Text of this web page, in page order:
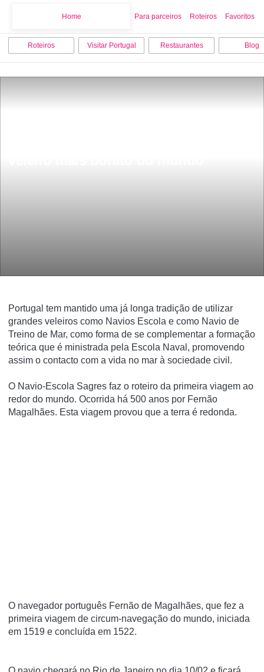
Home Para parceiros Roteiros Favoritos
Roteiros Visitar Portugal Restaurantes Blog
Portugal tem mantido uma já longa tradição de utilizar
grandes veleiros como Navios Escola e como Navio de
Treino de Mar, como forma de se complementar a formação
teórica que é ministrada pela Escola Naval, promovendo
assim o contacto com a vida no mar à sociedade civil.
O Navio-Escola Sagres faz o roteiro da primeira viagem ao
redor do mundo. Ocorrida há 500 anos por Fernão
Magalhães. Esta viagem provou que a terra é redonda.
O navegador português Fernão de Magalhães, que fez a
primeira viagem de circum-navegação do mundo, iniciada
em 1519 e concluída em 1522.